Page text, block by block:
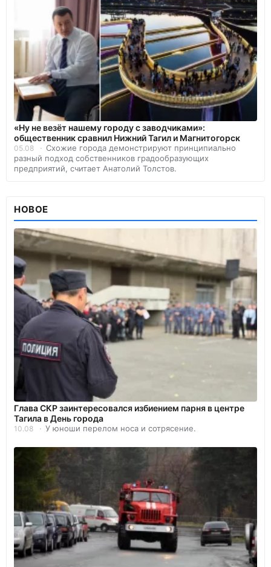
«Ну не везёт нашему городу с заводчиками»:
общественник сравнил Нижний Тагил и Магнитогорск
05.08
Схожие города демонстрируют принципиально
разный подход собственников градообразующих
предприятий, считает Анатолий Толстов.
НОВОЕ
Глава СКР заинтересовался избиением парня в центре
Тагила в День города
10.08 У юноши перелом носа и сотрясение.